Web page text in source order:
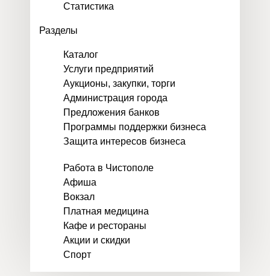
Статистика
Разделы
Каталог
Услуги предприятий
Аукционы, закупки, торги
Администрация города
Предложения банков
Программы поддержки бизнеса
Защита интересов бизнеса
Работа в Чистополе
Афиша
Вокзал
Платная медицина
Кафе и рестораны
Акции и скидки
Спорт